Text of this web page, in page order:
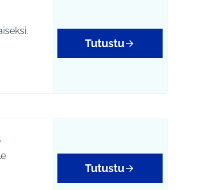
Tutustu
Tutustu